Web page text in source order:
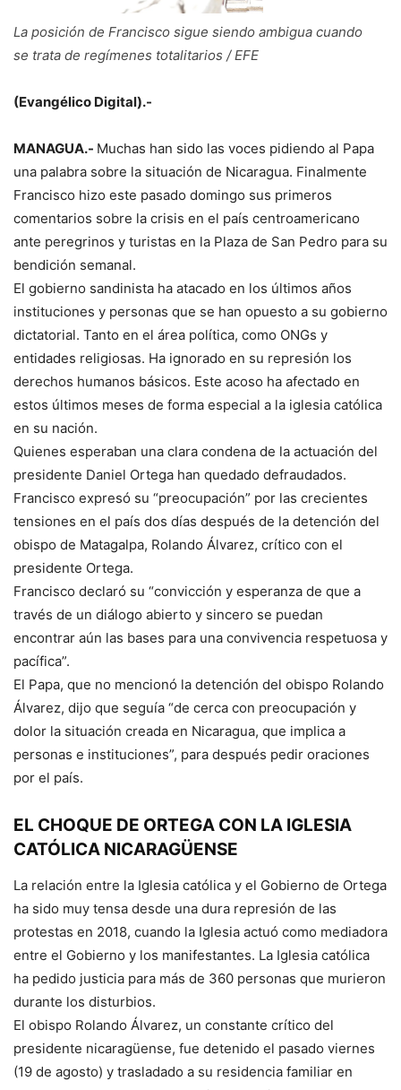
La posición de Francisco sigue siendo ambigua cuando
se trata de regímenes totalitarios / EFE
(Evangélico Digital).-
MANAGUA.- Muchas han sido las voces pidiendo al Papa
una palabra sobre la situación de Nicaragua. Finalmente
Francisco hizo este pasado domingo sus primeros
comentarios sobre la crisis en el país centroamericano
ante peregrinos y turistas en la Plaza de San Pedro para su
bendición semanal.
El gobierno sandinista ha atacado en los últimos años
instituciones y personas que se han opuesto a su gobierno
dictatorial. Tanto en el área política, como ONGs y
entidades religiosas. Ha ignorado en su represión los
derechos humanos básicos. Este acoso ha afectado en
estos últimos meses de forma especial a la iglesia católica
en su nación.
Quienes esperaban una clara condena de la actuación del
presidente Daniel Ortega han quedado defraudados.
Francisco expresó su “preocupación” por las crecientes
tensiones en el país dos días después de la detención del
obispo de Matagalpa, Rolando Álvarez, crítico con el
presidente Ortega.
Francisco declaró su “convicción y esperanza de que a
través de un diálogo abierto y sincero se puedan
encontrar aún las bases para una convivencia respetuosa y
pacífica”.
El Papa, que no mencionó la detención del obispo Rolando
Álvarez, dijo que seguía “de cerca con preocupación y
dolor la situación creada en Nicaragua, que implica a
personas e instituciones”, para después pedir oraciones
por el país.
EL CHOQUE DE ORTEGA CON LA IGLESIA
CATÓLICA NICARAGÜENSE
La relación entre la Iglesia católica y el Gobierno de Ortega
ha sido muy tensa desde una dura represión de las
protestas en 2018, cuando la Iglesia actuó como mediadora
entre el Gobierno y los manifestantes. La Iglesia católica
ha pedido justicia para más de 360 personas que murieron
durante los disturbios.
El obispo Rolando Álvarez, un constante crítico del
presidente nicaragüense, fue detenido el pasado viernes
(19 de agosto) y trasladado a su residencia familiar en